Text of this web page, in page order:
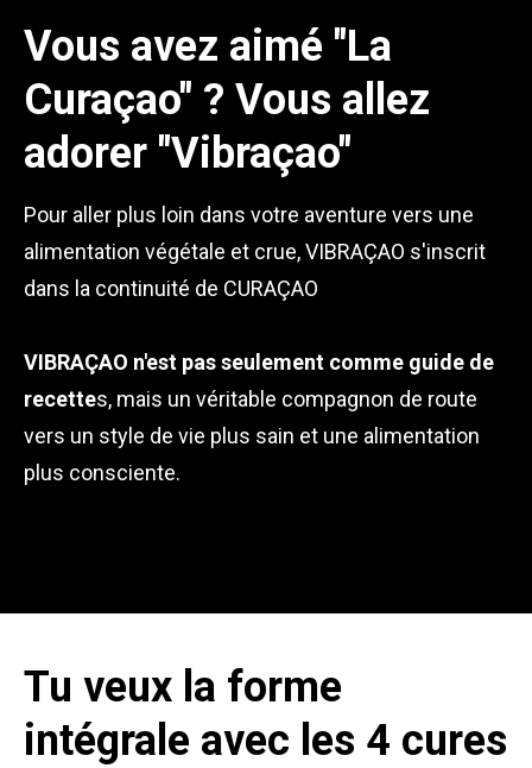
Vous avez aimé "La
Curaçao" ? Vous allez
adorer "Vibraçao"
Pour aller plus loin dans votre aventure vers une
alimentation végétale et crue, VIBRAÇAO s'inscrit
dans la continuité de CURAÇAO
VIBRAÇAO n'est pas seulement comme guide de
recettes, mais un véritable compagnon de route
vers un style de vie plus sain et une alimentation
plus consciente.
Tu veux la forme
intégrale avec les 4 cures